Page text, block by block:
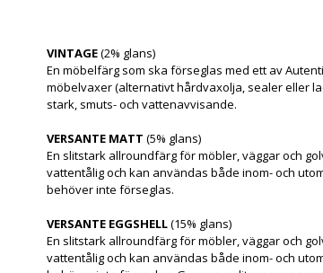
VINTAGE(2% glans)
En möbelfärg som ska förseglas med ett av
möbelvaxer (alternativt hårdvaxolja, sealer eller
stark, smuts- och vattenavvisande.
VERSANTE MATT (5% glans)
En slitstark allroundfärg för möbler, väggar och
vattentålig och kan användas både inom- och
behöver inte förseglas.
VERSANTE EGGSHELL(15% glans)
En slitstark allroundfärg för möbler, väggar och
vattentålig och kan användas både inom- och